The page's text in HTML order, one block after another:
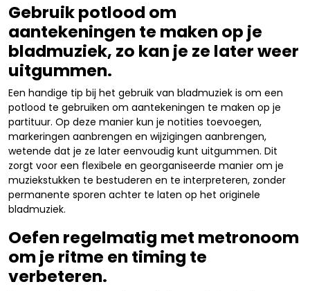
Gebruik potlood om
aantekeningen te maken op je
bladmuziek, zo kan je ze later weer
uitgummen.
Een handige tip bij het gebruik van bladmuziek is om een
potlood te gebruiken om aantekeningen te maken op je
partituur. Op deze manier kun je notities toevoegen,
markeringen aanbrengen en wijzigingen aanbrengen,
wetende dat je ze later eenvoudig kunt uitgummen. Dit
zorgt voor een flexibele en georganiseerde manier om je
muziekstukken te bestuderen en te interpreteren, zonder
permanente sporen achter te laten op het originele
bladmuziek.
Oefen regelmatig met metronoom
om je ritme en timing te
verbeteren.